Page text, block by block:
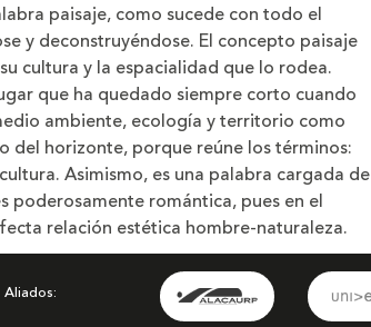
paisaje, como sucede con todo el
y deconstruyéndose. El concepto paisaje
cultura y la espacialidad que lo rodea.
que ha quedado siempre corto cuando
ambiente, ecología y territorio como
del horizonte, porque reúne los términos:
Asimismo, es una palabra cargada de
poderosamente romántica, pues en el
relación estética hombre-naturaleza.
Aliados